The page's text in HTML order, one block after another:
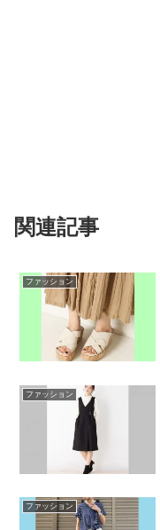
関連記事
ファッション
ファッション
ファッション